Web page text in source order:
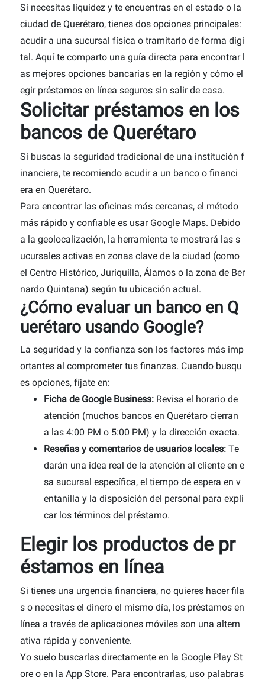
Si necesitas liquidez y te encuentras en el estado o la
ciudad de Querétaro, tienes dos opciones principales:
acudir a una sucursal física o tramitarlo de forma digi
tal. Aquí te comparto una guía directa para encontrar l
as mejores opciones bancarias en la región y cómo el
egir préstamos en línea seguros sin salir de casa.
Solicitar préstamos en los
bancos de Querétaro
Si buscas la seguridad tradicional de una institución f
inanciera, te recomiendo acudir a un banco o financi
era en Querétaro.
Para encontrar las oficinas más cercanas, el método
más rápido y confiable es usar Google Maps. Debido
a la geolocalización, la herramienta te mostrará las s
ucursales activas en zonas clave de la ciudad (como
el Centro Histórico, Juriquilla, Álamos o la zona de Ber
nardo Quintana) según tu ubicación actual.
¿Cómo evaluar un banco en Q
uerétaro usando Google?
La seguridad y la confianza son los factores más imp
ortantes al comprometer tus finanzas. Cuando busqu
es opciones, fíjate en:
Ficha de Google Business: Revisa el horario de
atención (muchos bancos en Querétaro cierran
a las 4:00 PM o 5:00 PM) y la dirección exacta.
Reseñas y comentarios de usuarios locales: Te
darán una idea real de la atención al cliente en e
sa sucursal específica, el tiempo de espera en v
entanilla y la disposición del personal para expli
car los términos del préstamo.
Elegir los productos de pr
éstamos en línea
Si tienes una urgencia financiera, no quieres hacer fila
s o necesitas el dinero el mismo día, los préstamos en
línea a través de aplicaciones móviles son una altern
ativa rápida y conveniente.
Yo suelo buscarlas directamente en la Google Play St
ore o en la App Store. Para encontrarlas, uso palabras